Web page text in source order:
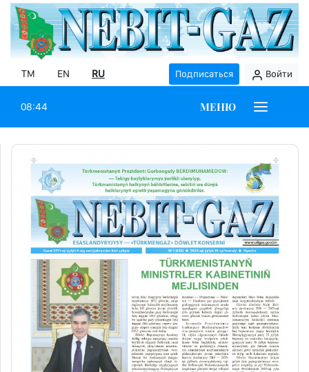
TM EN RU Подписаться Войти
08:44 МЕНЮ